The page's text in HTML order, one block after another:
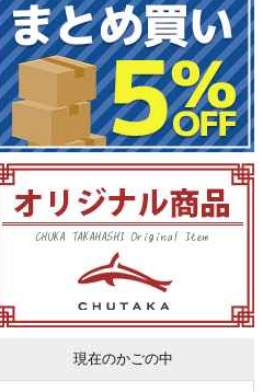
現在のかごの中